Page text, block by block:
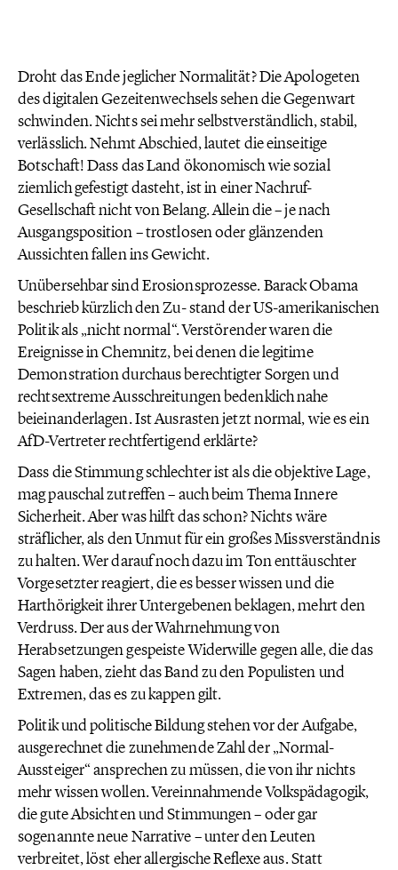
Droht das Ende jeglicher Normalität? Die Apologeten
des digitalen Gezeitenwechsels sehen die Gegenwart
schwinden. Nichts sei mehr selbstverständlich, stabil,
verlässlich. Nehmt Abschied, lautet die einseitige
Botschaft! Dass das Land ökonomisch wie sozial
ziemlich gefestigt dasteht, ist in einer Nachruf-
Gesellschaft nicht von Belang. Allein die – je nach
Ausgangsposition – trostlosen oder glänzenden
Aussichten fallen ins Gewicht.
Unübersehbar sind Erosionsprozesse. Barack Obama
beschrieb kürzlich den Zu- stand der US-amerikanischen
Politik als „nicht normal“. Verstörender waren die
Ereignisse in Chemnitz, bei denen die legitime
Demonstration durchaus berechtigter Sorgen und
rechtsextreme Ausschreitungen bedenklich nahe
beieinanderlagen. Ist Ausrasten jetzt normal, wie es ein
AfD-Vertreter rechtfertigend erklärte?
Dass die Stimmung schlechter ist als die objektive Lage,
mag pauschal zutreffen – auch beim Thema Innere
Sicherheit. Aber was hilft das schon? Nichts wäre
sträflicher, als den Unmut für ein großes Missverständnis
zu halten. Wer darauf noch dazu im Ton enttäuschter
Vorgesetzter reagiert, die es besser wissen und die
Harthörigkeit ihrer Untergebenen beklagen, mehrt den
Verdruss. Der aus der Wahrnehmung von
Herabsetzungen gespeiste Widerwille gegen alle, die das
Sagen haben, zieht das Band zu den Populisten und
Extremen, das es zu kappen gilt.
Politik und politische Bildung stehen vor der Aufgabe,
ausgerechnet die zunehmende Zahl der „Normal-
Aussteiger“ ansprechen zu müssen, die von ihr nichts
mehr wissen wollen. Vereinnahmende Volkspädagogik,
die gute Absichten und Stimmungen – oder gar
sogenannte neue Narrative – unter den Leuten
verbreitet, löst eher allergische Reflexe aus. Statt